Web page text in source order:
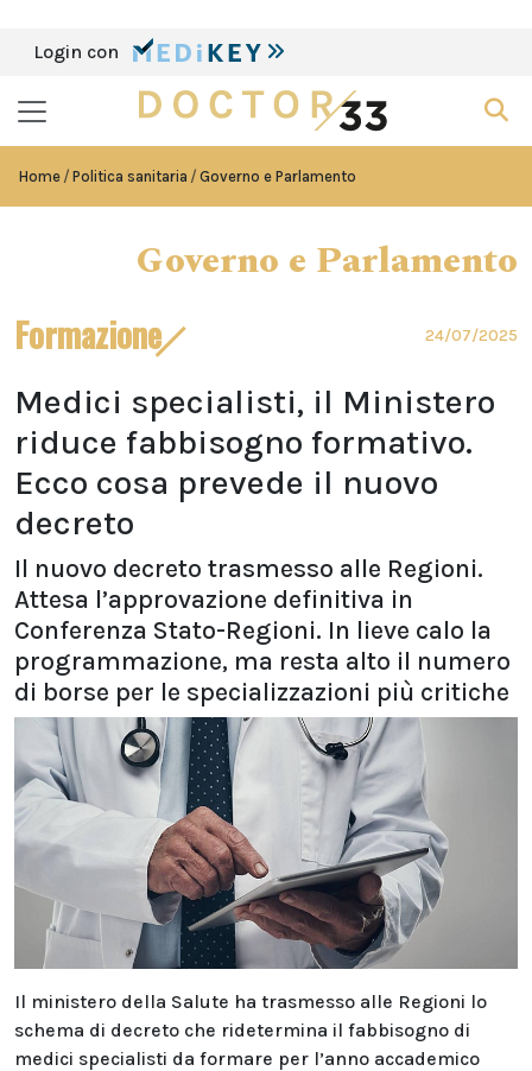
Login con
Home Politica sanitaria Governo e Parlamento
Governo e Parlamento
Formazione 24/07/2025
Medici specialisti, il Ministero
riduce fabbisogno formativo.
Ecco cosa prevede il nuovo
decreto
Il nuovo decreto trasmesso alle Regioni.
Attesa l’approvazione definitiva in
Conferenza Stato-Regioni. In lieve calo la
programmazione, ma resta alto il numero
di borse per le specializzazioni più critiche
Il ministero della Salute ha trasmesso alle Regioni lo
schema di decreto che ridetermina il fabbisogno di
medici specialisti da formare per l’anno accademico